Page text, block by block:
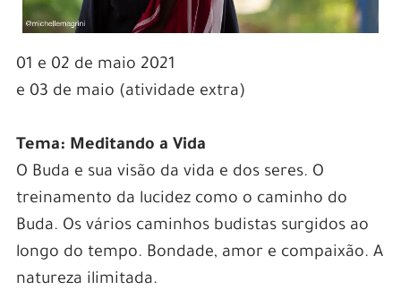
01 e 02 de maio 2021
e 03 de maio (atividade extra)
Tema: Meditando a Vida
O Buda e sua visão da vida e dos seres. O
treinamento da lucidez como o caminho do
Buda. Os vários caminhos budistas surgidos ao
longo do tempo. Bondade, amor e compaixão. A
natureza ilimitada.